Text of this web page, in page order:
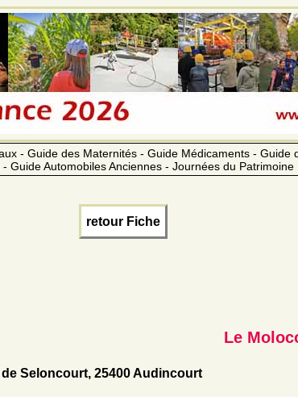
- Guide des Maternités - Guide Médicaments - Guide
Guide Automobiles Anciennes - Journées du Patrimoine
retour Fiche
Le
de Seloncourt, 25400 Audincourt